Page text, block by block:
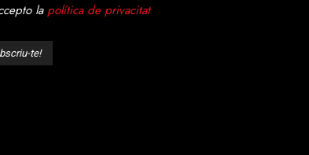
la política de privacitat